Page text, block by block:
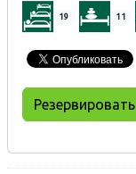
19 11
Резервировать